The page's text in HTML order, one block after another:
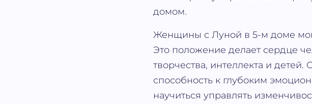
домом.
Женщины с Луной в 5-м доме
Это положение делает сердце
творчества, интеллекта и
способность к глубоким
научиться управлять